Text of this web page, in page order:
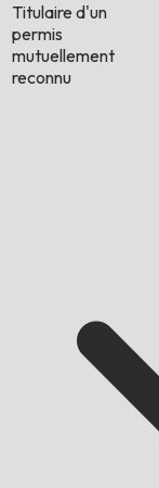
Titulaire d'un
permis
mutuellement
reconnu